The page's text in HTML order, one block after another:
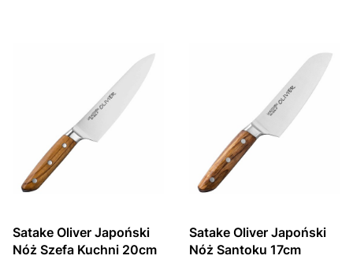
Satake Oliver Japoński
Nóż Szefa Kuchni 20cm
Satake Oliver Japoński
Nóż Santoku 17cm